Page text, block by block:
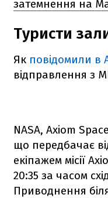
затемнення на
Туристи
Як повідомили в
відправлення з
NASA, Axiom
що передбачає
екіпажем місії
20:35 за часом
Приводнення